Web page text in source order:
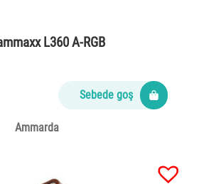
L360 A-RGB
Sebede goş
Ammarda